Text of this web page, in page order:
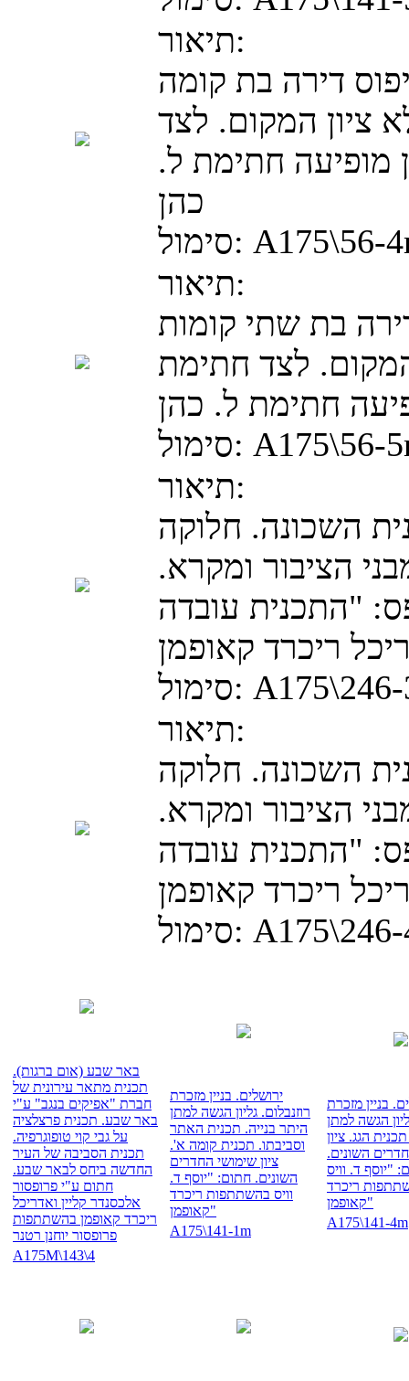
תיאור:
דירה בת קומה
ציון המקום. לצד
מופיעה חתימת ל.
כהן
סימול: A175\56-
תיאור:
בת שתי קומות
לצד חתימת
חתימת ל. כהן
סימול: A175\56-
תיאור:
השכונה. חלוקה
הציבור ומקרא.
"התכנית עובדה
סימול:
תיאור:
השכונה. חלוקה
הציבור ומקרא.
"התכנית עובדה
סימול:
באר שבע (אום ברגות).
תכנית מתאר עירונית של
חברת "אפיקים בנגב" ע"י
באר שבע. תכנית פרצלציה
על גבי קוי טופוגרפיה.
תכנית הסביבה של העיר
החדשה ביחס לבאר שבע.
חתום ע"י פרופסור
אלכסנדר קליין ואדריכל
ריכרד קאופמן בהשתתפות
פרופסור יוחנן רטנר
A175M\143\4
ירושלים. בניין מזכרת
רוזנבלום. גליון הגשה למתן
היתר בנייה. תכנית האתר
וסביבתו. תכנית קומה א'.
ציון שימושי החדרים
השונים. חתום: "יוסף ד.
וויס בהשתתפות ריכרד
קאופמן"
A175\141-1m
בניין מזכרת
הגשה למתן
הגג. ציון
השונים.
"יוסף ד. וויס
ריכרד
קאופמן"
A175\141-4m